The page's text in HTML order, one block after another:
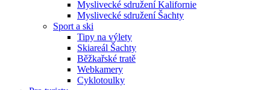
Myslivecké sdružení Kalifornie
Myslivecké sdružení Šachty
Sport a ski
Tipy na výlety
Skiareál Šachty
Běžkařské tratě
Webkamery
Cyklotoulky